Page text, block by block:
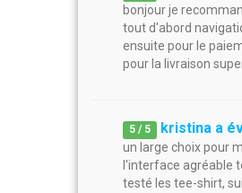
bonjour je
tout d'abord
ensuite pour le
pour la livraison
5 / 5 kristina a
un large choix pour
l'interface agréable
testé les tee-shirt,